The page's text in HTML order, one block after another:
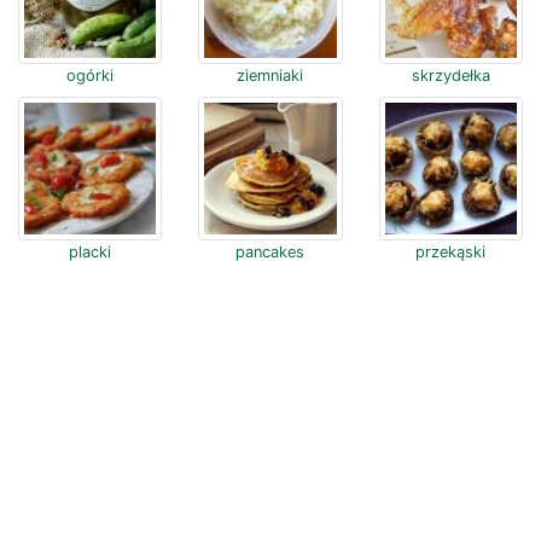
ogórki ziemniaki skrzydełka
placki pancakes przekąski